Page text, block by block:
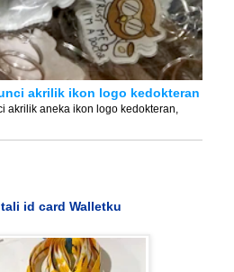
akrilik ikon logo kedokteran
akrilik aneka ikon logo kedokteran,
id card Walletku